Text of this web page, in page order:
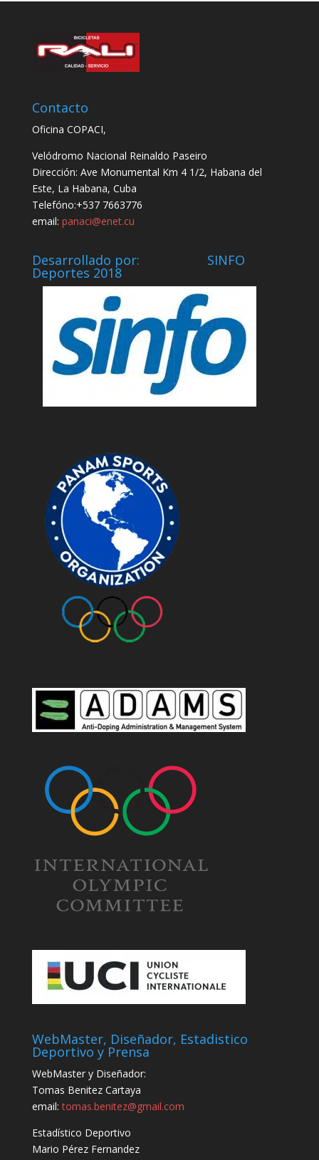
Contacto
Oficina COPACI,
Velódromo Nacional Reinaldo Paseiro
Dirección: Ave Monumental Km 4 1/2, Habana del
Este, La Habana, Cuba
Telefóno:+537 7663776
email: panaci@enet.cu
Desarrollado por: SINFO
Deportes 2018
WebMaster, Diseñador, Estadistico
Deportivo y Prensa
WebMaster y Diseñador:
Tomas Benitez Cartaya
email:tomas.benitez@gmail.com
Estadístico Deportivo
Mario Pérez Fernandez